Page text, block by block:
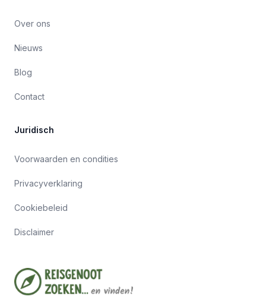
Over ons
Nieuws
Blog
Contact
Juridisch
Voorwaarden en condities
Privacyverklaring
Cookiebeleid
Disclaimer